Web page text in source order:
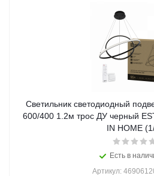
Светильник светодиодный
600/400 1.2м трос ДУ черный
IN HOME
Есть в
Артикул: